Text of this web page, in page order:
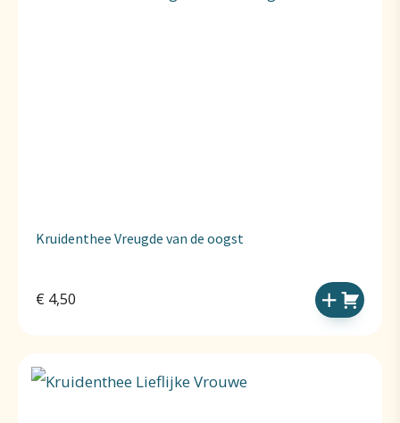
Kruidenthee Vreugde van de oogst
€ 4,50